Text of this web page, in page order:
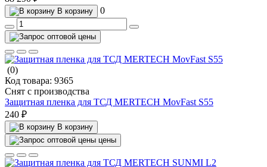
В корзину 0
(0)
Код товара: 9365
Снят с производства
Защитная пленка для ТСД MERTECH MovFast S55
240 ₽
В корзину
цены